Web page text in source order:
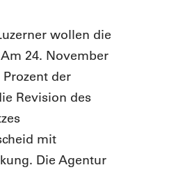
wollen die
24. November
Prozent der
Revision des
mit
Die Agentur